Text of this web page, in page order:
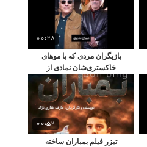
زندگی‌اش
00:28
بازیگران مردی که با موهای
خاکستری‌شان نمادی از
جذابیت و اعتمادبه‌نفس شدند
00:52
تیزر فیلم بمباران ساخته